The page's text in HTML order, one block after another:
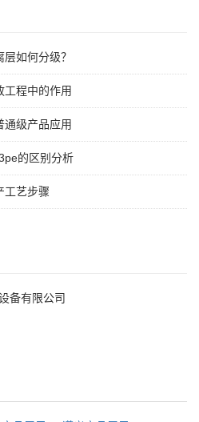
如何分级？
工程中的作用
通级产品应用
的区别分析
工艺步骤
备有限公司